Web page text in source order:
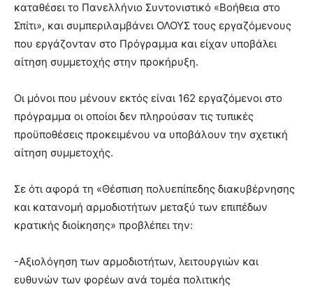
καταθέσει το Πανελλήνιο Συντονιστικό «Βοήθεια στο
Σπίτι», και συμπεριλαμβάνει ΟΛΟΥΣ τους εργαζόμενους
που εργάζονταν στο Πρόγραμμα και είχαν υποβάλει
αίτηση συμμετοχής στην προκήρυξη.
Οι μόνοι που μένουν εκτός είναι 162 εργαζόμενοι στο
πρόγραμμα οι οποίοι δεν πληρούσαν τις τυπικές
προϋποθέσεις προκειμένου να υποβάλουν την σχετική
αίτηση συμμετοχής.
Σε ότι αφορά τη «Θέσπιση πολυεπίπεδης διακυβέρνησης
και κατανομή αρμοδιοτήτων μεταξύ των επιπέδων
κρατικής διοίκησης» προβλέπει την:
-Αξιολόγηση των αρμοδιοτήτων, λειτουργιών και
ευθυνών των φορέων ανά τομέα πολιτικής